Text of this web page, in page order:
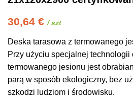
30,64 € / szt
Deska tarasowa z termowanego
Przy użyciu specjalnej technologii
termowanego jesionu jest
parą w sposób ekologiczny, bez
szkodzi ludziom i środowisku.